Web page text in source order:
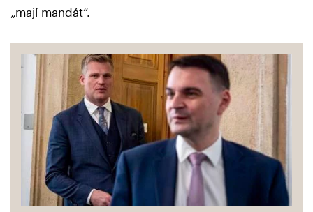
„mají mandát“.